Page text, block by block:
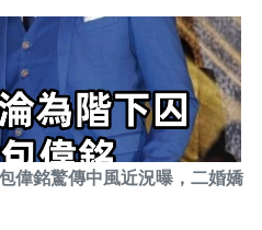
偉銘驚傳中風近況曝，二婚嬌